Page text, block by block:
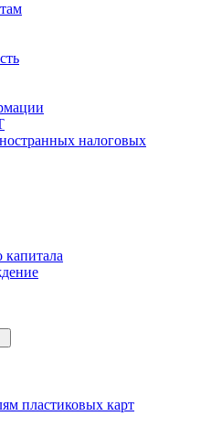
налоговых
капитала
пластиковых карт